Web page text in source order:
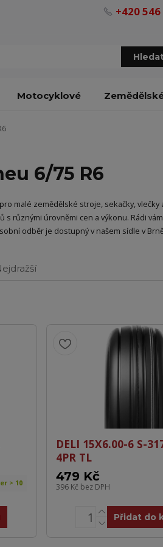
+420
Motocyklové
6/75 R6
malé zemědělské stroje, sekačky,
s různými úrovněmi cen a výkonu. Rádi
odběr je dostupný v našem sídle v
> 10
DELI 15X6.00-6 S-
4PR TL
479 Kč
396 Kč bez DPH
Přidat do